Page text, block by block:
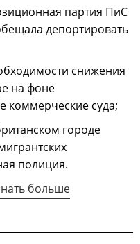
партия ПиС
депортировать
снижения
на фоне
коммерческие суда;
городе
полиция.
больше